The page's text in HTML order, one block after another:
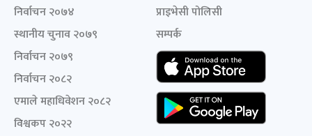
निर्वाचन २०७४
स्थानीय चुनाव २०७९
निर्वाचन २०७९
निर्वाचन २०८२
एमाले महाधिवेशन २०८२
विश्वकप २०२२
प्राइभेसी पोलिसी
सम्पर्क